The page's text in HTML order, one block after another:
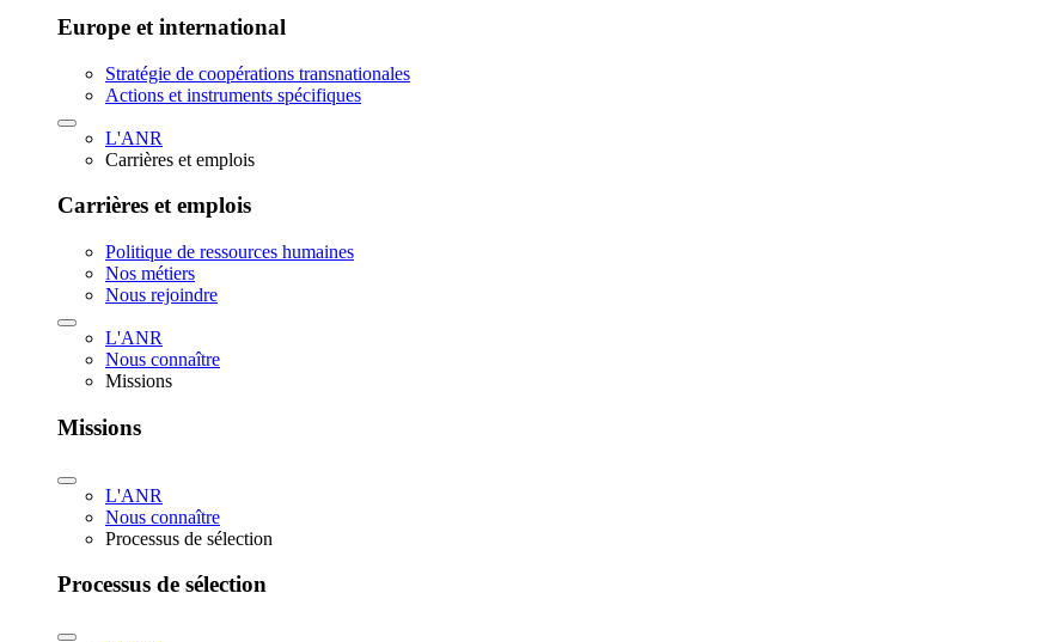
Europe et international
Stratégie de coopérations transnationales
Actions et instruments spécifiques
L'ANR
Carrières et emplois
Carrières et emplois
Politique de ressources humaines
Nos métiers
Nous rejoindre
L'ANR
Nous connaître
Missions
Missions
L'ANR
Nous connaître
Processus de sélection
Processus de sélection